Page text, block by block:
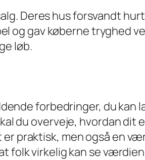
Deres hus forsvandt
og gav køberne tryghed
løb.
forbedringer, du kan
du overveje, hvordan dit
praktisk, men også en
folk virkelig kan se